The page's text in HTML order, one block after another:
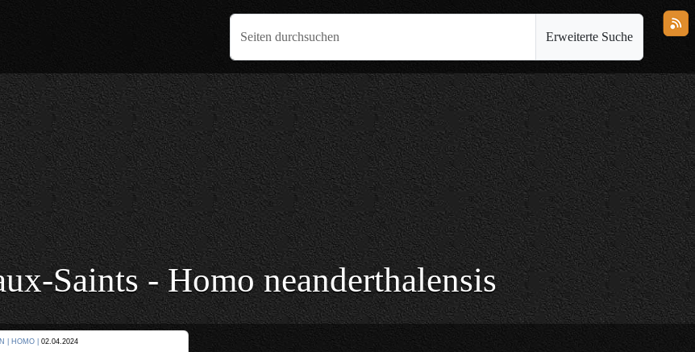
Seiten durchsuchen Erweiterte Suche
Saints - Homo neanderthalensis
| 08.06.2024